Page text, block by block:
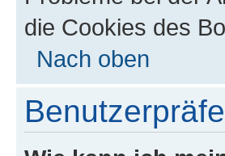
die Cookies des
Nach oben